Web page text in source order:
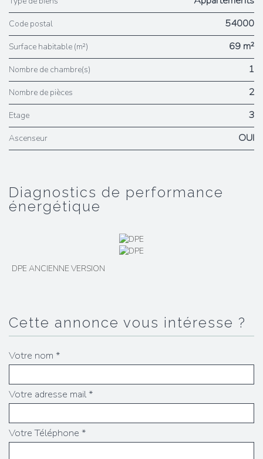
Code postal 54000
Surface habitable (m²) 69 m²
Nombre de chambre(s) 1
Nombre de pièces 2
Etage 3
Ascenseur OUI
diagnostics de performance
énergétique
DPE ANCIENNE VERSION
cette annonce vous intéresse ?
Votre nom *
Votre adresse mail *
Votre Téléphone *